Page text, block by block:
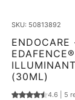
SKU: 50813892
(30ML)
Sulla base di 54.6 | 5